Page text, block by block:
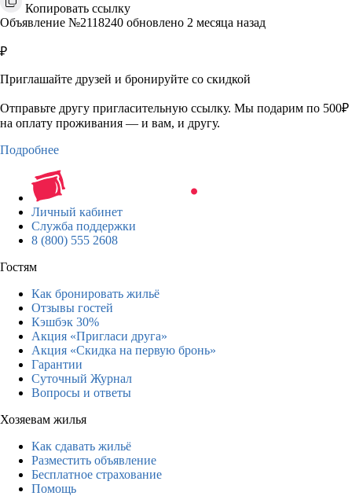
Копировать ссылку
Объявление №2118240 обновлено 2 месяца назад
₽
Приглашайте друзей и бронируйте со скидкой
Отправьте другу пригласительную ссылку. Мы подарим по 500₽
на оплату проживания — и вам, и другу.
Подробнее
Личный кабинет
Служба поддержки
8 (800) 555 2608
Гостям
Как бронировать жильё
Отзывы гостей
Кэшбэк 30%
Акция «Пригласи друга»
Акция «Скидка на первую бронь»
Гарантии
Суточный Журнал
Вопросы и ответы
Хозяевам жилья
Как сдавать жильё
Разместить объявление
Бесплатное страхование
Помощь